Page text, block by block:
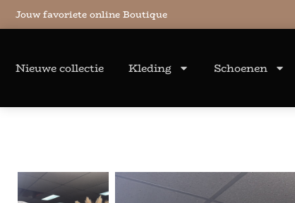
Jouw favoriete online Boutique
Nieuwe collectie Kleding Schoenen